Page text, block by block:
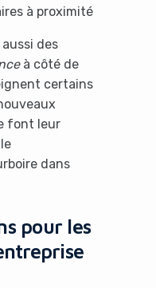
à proximité
des
à côté de
certains
font leur
dans
pour les